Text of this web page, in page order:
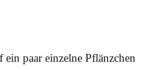
paar einzelne Pflänzchen